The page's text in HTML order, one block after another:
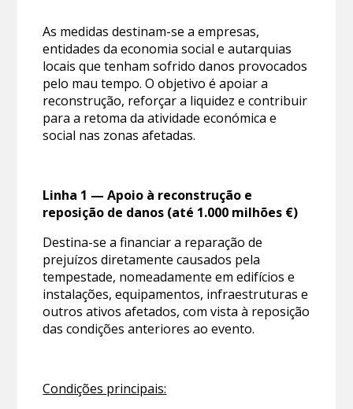
As medidas destinam-se a empresas,
entidades da economia social e autarquias
locais que tenham sofrido danos provocados
pelo mau tempo. O objetivo é apoiar a
reconstrução, reforçar a liquidez e contribuir
para a retoma da atividade económica e
social nas zonas afetadas.
Linha 1 — Apoio à reconstrução e
reposição de danos (até 1.000 milhões €)
Destina-se a financiar a reparação de
prejuízos diretamente causados pela
tempestade, nomeadamente em edifícios e
instalações, equipamentos, infraestruturas e
outros ativos afetados, com vista à reposição
das condições anteriores ao evento.
Condições principais: